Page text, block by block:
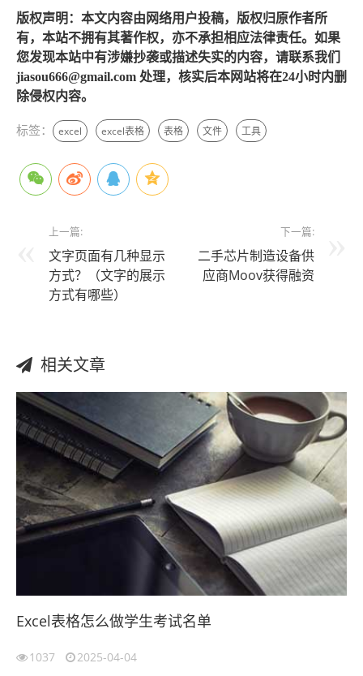
版权声明：本文内容由网络用户投稿，版权归原作者所
有，本站不拥有其著作权，亦不承担相应法律责任。如果
您发现本站中有涉嫌抄袭或描述失实的内容，请联系我们
jiasou666@gmail.com 处理，核实后本网站将在24小时内删
除侵权内容。
标签： excel excel表格 表格 文件 工具
上一篇:
文字页面有几种显示
方式？（文字的展示
方式有哪些）
下一篇:
二手芯片制造设备供
应商Moov获得融资
相关文章
Excel表格怎么做学生考试名单
1037 2025-04-04